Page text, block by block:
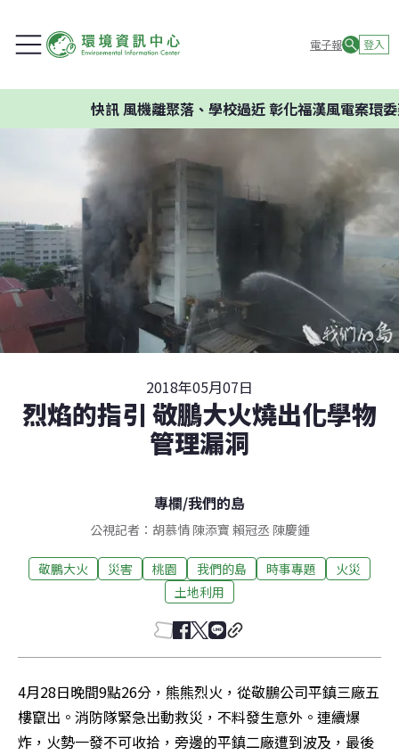
電子報 登入
風機離聚落、學校過近 彰化福漢風電案環委建議不
2018年05月07日
烈焰的指引 敬鵬大火燒出化學物
管理漏洞
專欄/我們的島
公視記者：胡慕情 陳添寶 賴冠丞 陳慶鍾
敬鵬大火 災害 桃園 我們的島 時事專題
火災
土地利用
4月28日晚間9點26分，熊熊烈火，從敬鵬公司平鎮三廠五
樓竄出。消防隊緊急出動救災，不料發生意外。連續爆
炸，火勢一發不可收拾，旁邊的平鎮二廠遭到波及，最後